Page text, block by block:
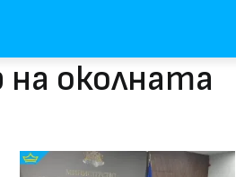
околната